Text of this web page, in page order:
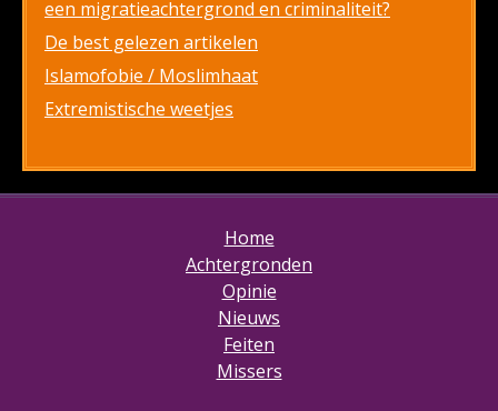
een migratieachtergrond en criminaliteit?
De best gelezen artikelen
Islamofobie / Moslimhaat
Extremistische weetjes
Home
Achtergronden
Opinie
Nieuws
Feiten
Missers